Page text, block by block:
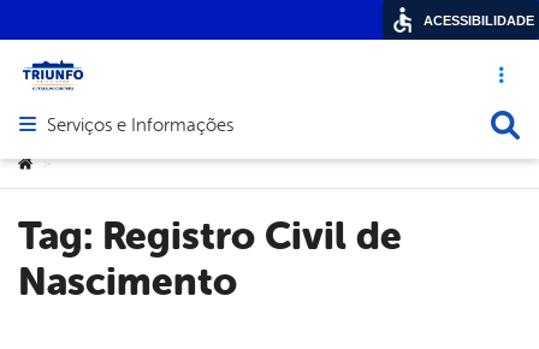
Acesso
Abrir menu principal de navegação
Serviços e Informações
Você está aqui:
>
Tag: Registro Civil de
Nascimento
ACESSIBILIDADE